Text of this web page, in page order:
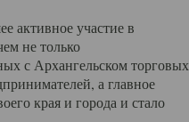
активное участие в
не только
с Архангельском торговых
а главное
края и города и стало